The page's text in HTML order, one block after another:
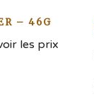
– 46G
les prix